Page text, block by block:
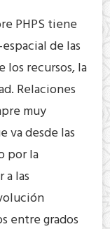
PHPS tiene
de las
los recursos, la
Relaciones
muy
va desde las
por la
las
entre grados